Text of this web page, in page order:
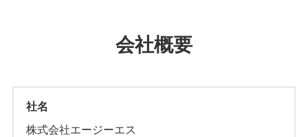
会社概要
社名
株式会社エージーエス